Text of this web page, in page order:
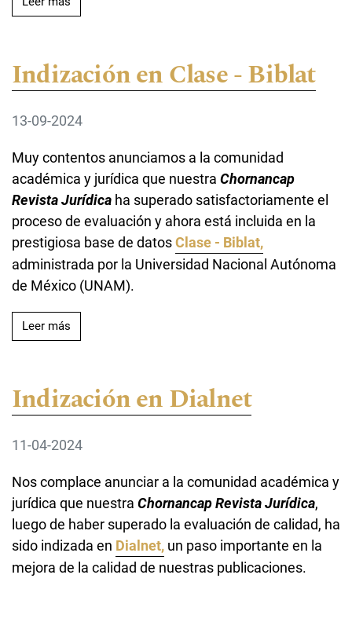
Indización en Clase - Biblat
13-09-2024
Muy contentos anunciamos a la comunidad
académica y jurídica que nuestra Chornancap
Revista Jurídica ha superado satisfactoriamente el
proceso de evaluación y ahora está incluida en la
prestigiosa base de datosClase - Biblat,
administrada por la Universidad Nacional Autónoma
de México (UNAM).
Leer más
Indización en Dialnet
11-04-2024
Nos complace anunciar a la comunidad académica y
jurídica que nuestra Chornancap Revista Jurídica,
luego de haber superado la evaluación de calidad, ha
sido indizada en Dialnet, un paso importante en la
mejora de la calidad de nuestras publicaciones.